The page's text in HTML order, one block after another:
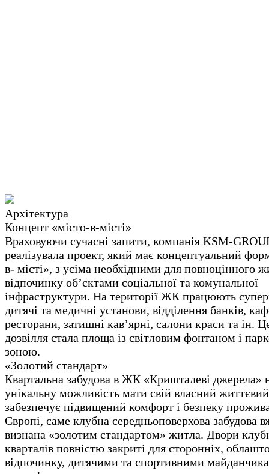
Архітектура
Концепт «місто-в-місті»
Враховуючи сучасні запити, компанія KSM-
реалізувала проект, який має концептуальний
в- місті», з усіма необхідними для повноцінного
відпочинку об’єктами соціальної та комунальної
інфраструктури. На території ЖК працюють
дитячі та медичні установи, відділення банків,
ресторани, затишні кав’ярні, салони краси та ін.
дозвілля стала площа із світловим фонтаном і
зоною.
«Золотий стандарт»
Квартальна забудова в ЖК «Кришталеві джерела»
унікальну можливість мати свій власний
забезпечує підвищений комфорт і безпеку
Європі, саме клубна середньоповерхова забудова
визнана «золотим стандартом» житла. Двори
кварталів повністю закриті для сторонніх,
відпочинку, дитячими та спортивними